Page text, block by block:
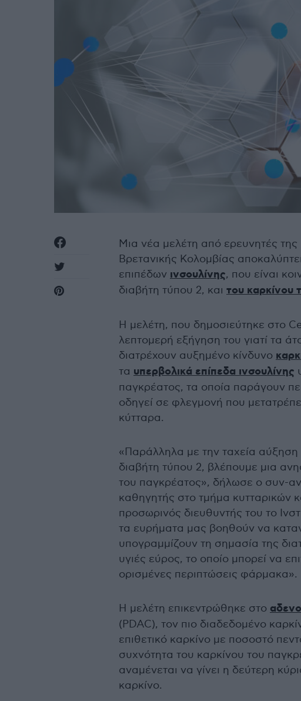
Μια νέα μελέτη από ερευνητές της
Βρετανικής Κολομβίας
επιπέδων ινσουλίνης, που είναι
διαβήτη τύπου 2, και του καρκίνου
Η μελέτη, που δημοσιεύτηκε στο
λεπτομερή εξήγηση του γιατί τα
διατρέχουν αυξημένο κίνδυνο
τα υπερβολικά επίπεδα ινσουλίνης
παγκρέατος, τα οποία παράγουν
οδηγεί σε φλεγμονή που
κύτταρα.
«Παράλληλα με την ταχεία
διαβήτη τύπου 2, βλέπουμε μια
του παγκρέατος», δήλωσε ο συν-
καθηγητής στο τμήμα κυτταρικών
προσωρινός διευθυντής του το
τα ευρήματα μας βοηθούν να
υπογραμμίζουν τη σημασία της
υγιές εύρος, το οποίο μπορεί να
ορισμένες περιπτώσεις φάρμακα».
Η μελέτη επικεντρώθηκε στο
(PDAC), τον πιο διαδεδομένο
επιθετικό καρκίνο με ποσοστό
συχνότητα του καρκίνου του
αναμένεται να γίνει η δεύτερη
καρκίνο.